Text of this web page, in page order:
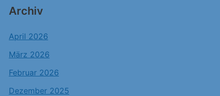
Archiv
April 2026
März 2026
Februar 2026
Dezember 2025